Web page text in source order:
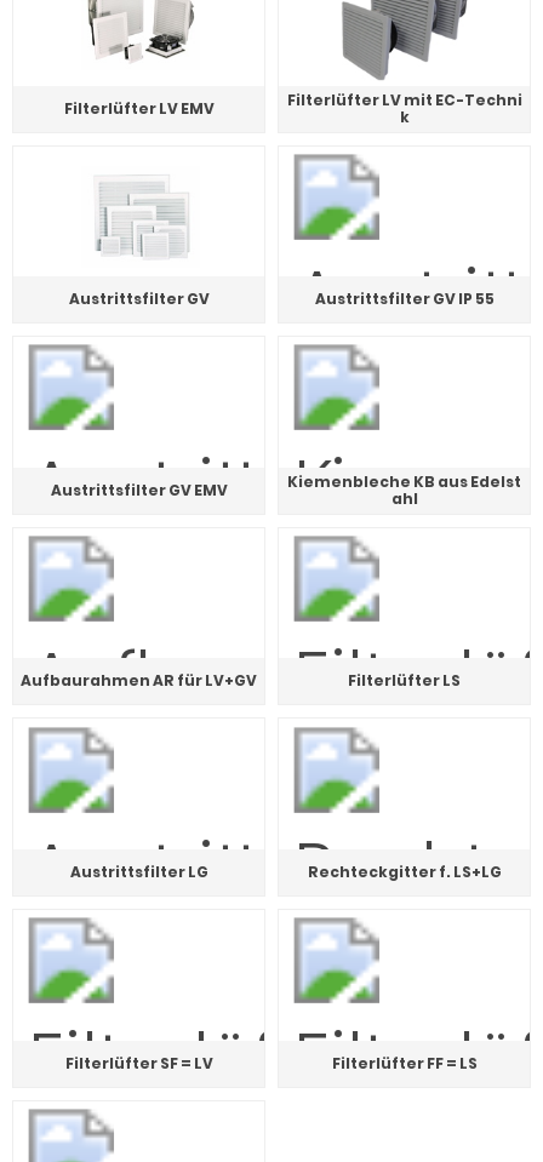
Filterlüfter LV EMV
Filterlüfter LV mit EC-Techni
k
Austrittsfilter GV Austrittsfilter GV IP 55
Austrittsfilter GV EMV
Kiemenbleche KB aus Edelst
ahl
Aufbaurahmen AR für LV+GV Filterlüfter LS
Austrittsfilter LG Rechteckgitter f. LS+LG
Filterlüfter SF = LV Filterlüfter FF = LS